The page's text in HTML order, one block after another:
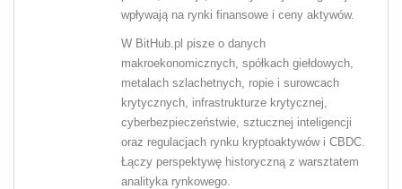
wpływają na rynki finansowe i ceny aktywów.
W BitHub.pl pisze o danych
makroekonomicznych, spółkach giełdowych,
metalach szlachetnych, ropie i surowcach
krytycznych, infrastrukturze krytycznej,
cyberbezpieczeństwie, sztucznej inteligencji
oraz regulacjach rynku kryptoaktywów i CBDC.
Łączy perspektywę historyczną z warsztatem
analityka rynkowego.